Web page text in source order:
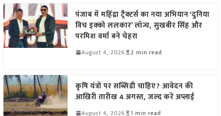
पंजाब में महिंद्रा ट्रैक्टर्स का नया अभियान ‘दुनिया
विच इक्को ललकार’ लॉन्च, सुखबीर सिंह और
परमिश वर्मा बने चेहरा
August 4, 2026 2 min read
कृषि यंत्रों पर सब्सिडी चाहिए? आवेदन की
आखिरी तारीख 4 अगस्त, जल्द करें अप्लाई
August 4, 2026 1 min read